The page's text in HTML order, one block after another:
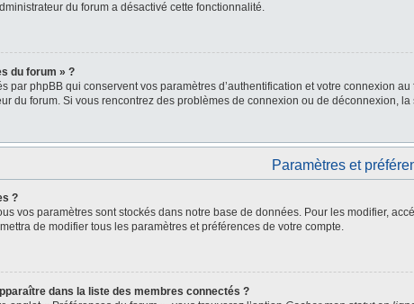
du forum a désactivé cette fonctionnalité.
du forum » ?
par phpBB qui conservent vos paramètres d’authentification et votre connexion
du forum. Si vous rencontrez des problèmes de connexion ou de déconnexion,
Paramètres et
?
vos paramètres sont stockés dans notre base de données. Pour les modifier,
de modifier tous les paramètres et préférences de votre compte.
dans la liste des membres connectés ?